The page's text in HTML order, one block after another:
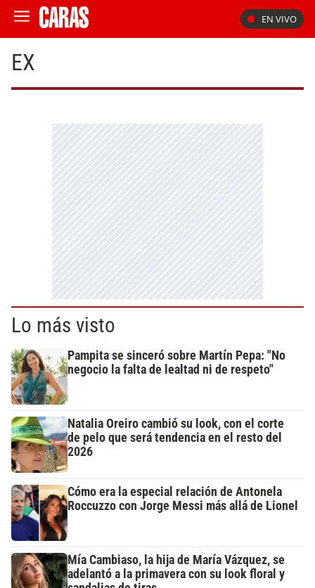
EN VIVO
EX
Lo más visto
Pampita se sinceró sobre Martín Pepa: "No
negocio la falta de lealtad ni de respeto"
Natalia Oreiro cambió su look, con el corte
de pelo que será tendencia en el resto del
2026
Cómo era la especial relación de Antonela
Roccuzzo con Jorge Messi más allá de Lionel
Mía Cambiaso, la hija de María Vázquez, se
adelantó a la primavera con su look floral y